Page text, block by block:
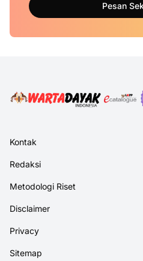
Pesan
Kontak
Redaksi
Metodologi Riset
Disclaimer
Privacy
Sitemap